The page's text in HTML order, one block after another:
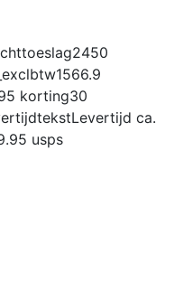
2450
1566.9
korting30
Levertijd ca.
usps